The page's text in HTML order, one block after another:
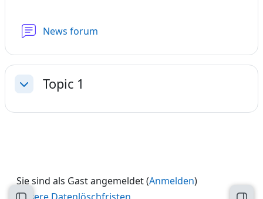
News forum
Einklappen
Topic 1
Sie sind als Gast angemeldet (Anmelden)